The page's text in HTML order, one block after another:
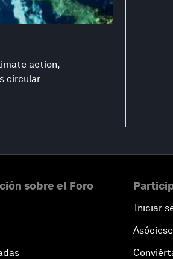
action,
circular
sobre el Foro
Iniciar